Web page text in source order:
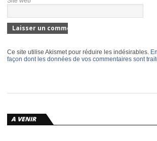
Ce site utilise Akismet pour réduire les indésirables.
façon dont les données de vos commentaires sont
A VENIR